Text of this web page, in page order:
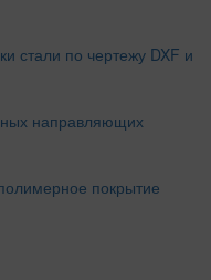
стали по чертежу DXF и
направляющих
покрытие